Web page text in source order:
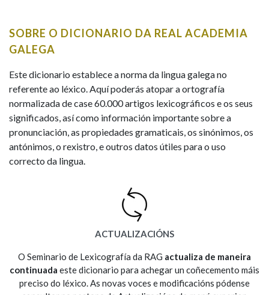
CASA-MUSEO EMILIA PARDO
HISTORIA
PRIMAVERA DAS LETRAS
PORTAL DAS PALABRAS
Comeza por
Remata por
Contén
Nos exemplos
SOBRE O DICIONARIO DA REAL ACADEMIA
GALEGA
Este dicionario establece a norma da lingua galega no
referente ao léxico. Aquí poderás atopar a ortografía
normalizada de case 60.000 artigos lexicográficos e os seus
significados, así como información importante sobre a
pronunciación, as propiedades gramaticais, os sinónimos, os
antónimos, o rexistro, e outros datos útiles para o uso
correcto da lingua.
ACTUALIZACIÓNS
O Seminario de Lexicografía da RAG actualiza de maneira
continuada este dicionario para achegar un coñecemento máis
preciso do léxico. As novas voces e modificacións pódense